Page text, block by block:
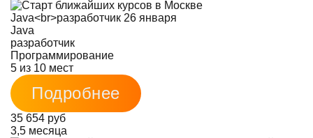
Java
разработчик
Программирование
5 из 10 мест
Подробнее
35 654 руб
3,5 месяца